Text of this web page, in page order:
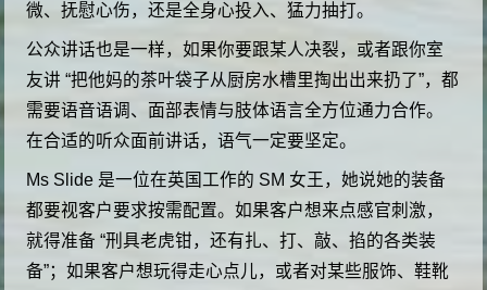
微、抚慰心伤，还是全身心投入、猛力抽打。
公众讲话也是一样，如果你要跟某人决裂，或者跟你室
友讲 “把他妈的茶叶袋子从厨房水槽里掏出出来扔了”，都
需要语音语调、面部表情与肢体语言全方位通力合作。
在合适的听众面前讲话，语气一定要坚定。
Ms Slide 是一位在英国工作的 SM 女王，她说她的装备
都要视客户要求按需配置。如果客户想来点感官刺激，
就得准备 “刑具老虎钳，还有扎、打、敲、掐的各类装
备”；如果客户想玩得走心点儿，或者对某些服饰、鞋靴